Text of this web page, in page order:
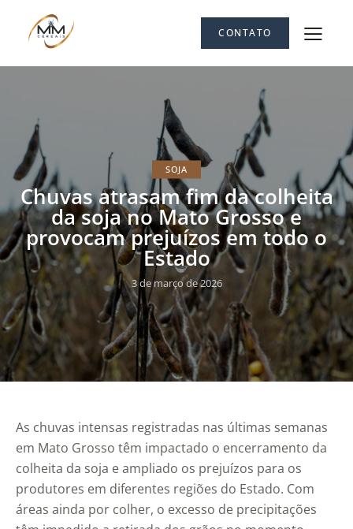
CONTATO
SOJA
Chuvas atrasam fim da colheita
da soja no Mato Grosso e
provocam prejuízos em todo o
Estado
3 de março de 2026
As chuvas intensas registradas nas últimas semanas
em Mato Grosso têm impactado o encerramento da
colheita da soja e ampliado os prejuízos para os
produtores em diferentes regiões do Estado. Com
áreas ainda por colher, o excesso de precipitações